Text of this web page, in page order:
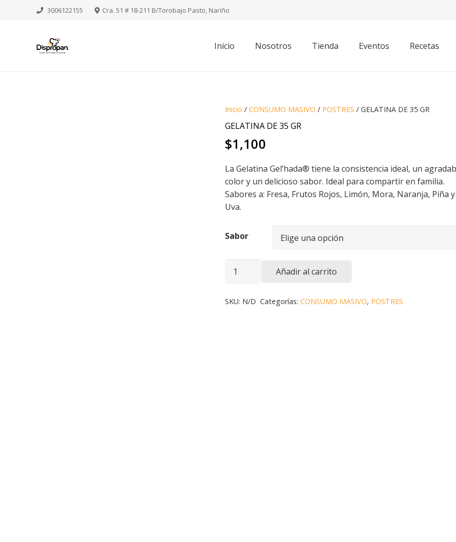
3006122155 Cra. 51 # 18-211 B/Torobajo Pasto, Nariño
Inicio Nosotros Tienda Eventos Recetas
Inicio / CONSUMO MASIVO / POSTRES / GELATINA DE 35 GR
GELATINA DE 35 GR
$1,100
La Gelatina Gel’hada® tiene la consistencia ideal, un
color y un delicioso sabor. Ideal para compartir en familia.
Sabores a: Fresa, Frutos Rojos, Limón, Mora, Naranja, Piña y
Uva.
Sabor
GR
Añadir al carrito
SKU: N/D Categorías:CONSUMO MASIVO, POSTRES